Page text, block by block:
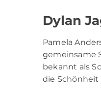
Dylan
Pamela
gemeinsame
bekannt als
die Schönheit